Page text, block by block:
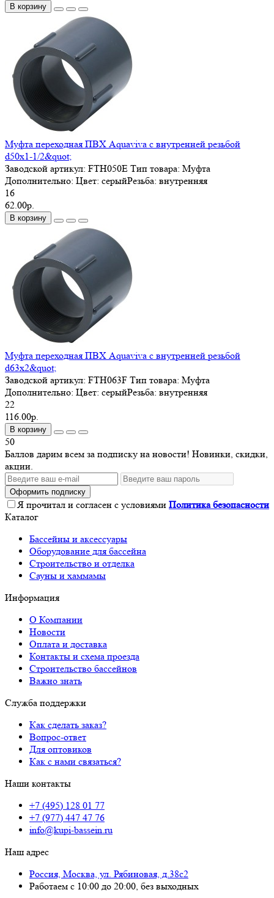
В корзину
Муфта переходная ПВХ Aquaviva с внутренней резьбой
d50х1-1/2&quot;
Заводской артикул: FTH050E Тип товара: Муфта
Дополнительно: Цвет: серыйРезьба: внутренняя
16
62.00р.
В корзину
Муфта переходная ПВХ Aquaviva с внутренней резьбой
d63х2&quot;
Заводской артикул: FTH063F Тип товара: Муфта
Дополнительно: Цвет: серыйРезьба: внутренняя
22
116.00р.
В корзину
50
Баллов дарим всем за подписку на новости! Новинки, скидки,
акции.
Оформить подписку
Я прочитал и согласен с условиями Политика безопасности
Каталог
Бассейны и аксессуары
Оборудование для бассейна
Строительство и отделка
Сауны и хаммамы
Информация
О Компании
Новости
Оплата и доставка
Контакты и схема проезда
Строительство бассейнов
Важно знать
Служба поддержки
Как сделать заказ?
Вопрос-ответ
Для оптовиков
Как с нами связаться?
Наши контакты
+7 (495) 128 01 77
+7 (977) 447 47 76
info@kupi-bassein.ru
Наш адрес
Россия, Москва, ул. Рябиновая, д.38с2
Работаем с 10:00 до 20:00, без выходных